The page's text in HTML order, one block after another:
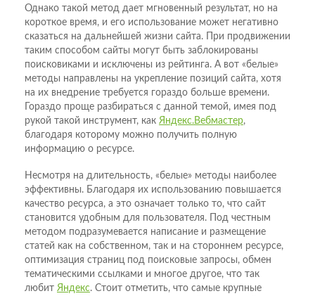
Однако такой метод дает мгновенный результат, но на
короткое время, и его использование может негативно
сказаться на дальнейшей жизни сайта. При продвижении
таким способом сайты могут быть заблокированы
поисковиками и исключены из рейтинга. А вот «белые»
методы направлены на укрепление позиций сайта, хотя
на их внедрение требуется гораздо больше времени.
Гораздо проще разбираться с данной темой, имея под
рукой такой инструмент, как Яндекс.Вебмастер,
благодаря которому можно получить полную
информацию о ресурсе.
Несмотря на длительность, «белые» методы наиболее
эффективны. Благодаря их использованию повышается
качество ресурса, а это означает только то, что сайт
становится удобным для пользователя. Под честным
методом подразумевается написание и размещение
статей как на собственном, так и на стороннем ресурсе,
оптимизация страниц под поисковые запросы, обмен
тематическими ссылками и многое другое, что так
любит Яндекс. Стоит отметить, что самые крупные